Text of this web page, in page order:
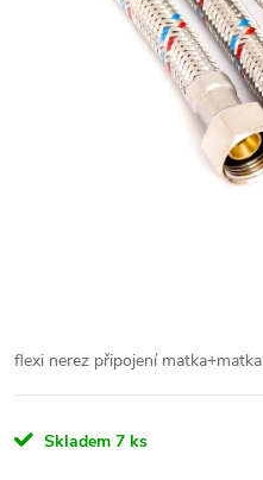
flexi nerez připojení matka+matka
Skladem 7 ks